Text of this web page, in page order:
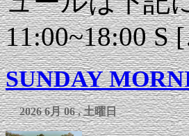
11:00~18:00
SUNDAY
2026 6月 06 , 土曜日